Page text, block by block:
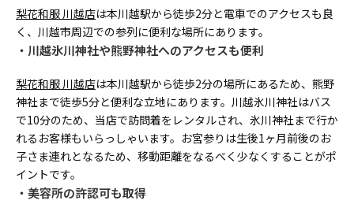
梨花和服 川越店は本川越駅から徒歩2分と電車でのアクセスも良
く、川越市周辺での参列に便利な場所にあります。
川越氷川神社や熊野神社へのアクセスも便利
梨花和服 川越店は本川越駅から徒歩2分の場所にあるため、熊野
神社まで徒歩5分と便利な立地にあります。川越氷川神社はバス
で10分のため、当店で訪問着をレンタルされ、氷川神社まで行か
れるお客様もいらっしゃいます。お宮参りは生後1ヶ月前後のお
子さま連れとなるため、移動距離をなるべく少なくすることがポ
イントです。
美容所の許認可も取得